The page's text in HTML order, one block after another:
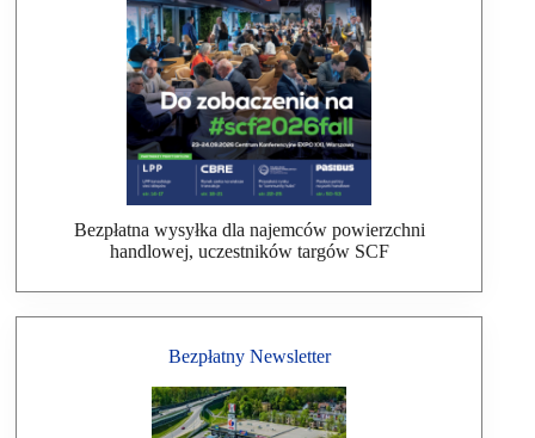
Bezpłatna wysyłka dla najemców powierzchni
handlowej, uczestników targów SCF
Bezpłatny Newsletter